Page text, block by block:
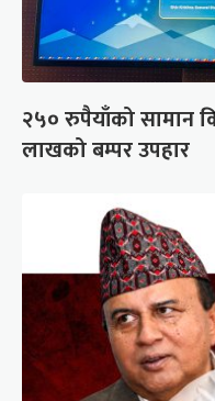
२५० रुपैयाँको सामान
लाखको बम्पर उपहार